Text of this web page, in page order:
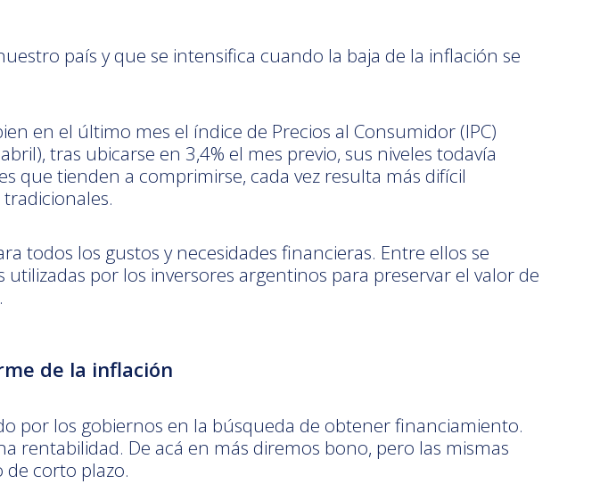
país y que se intensifica cuando la baja de la inflación se
en el último mes el índice de Precios al Consumidor (IPC)
tras ubicarse en 3,4% el mes previo, sus niveles todavía
que tienden a comprimirse, cada vez resulta más difícil
todos los gustos y necesidades financieras. Entre ellos se
por los inversores argentinos para preservar el valor de
de la inflación
por los gobiernos en la búsqueda de obtener financiamiento.
De acá en más diremos bono, pero las mismas
corto plazo.